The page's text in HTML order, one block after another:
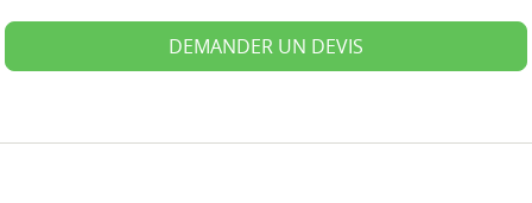
DEMANDER UN DEVIS